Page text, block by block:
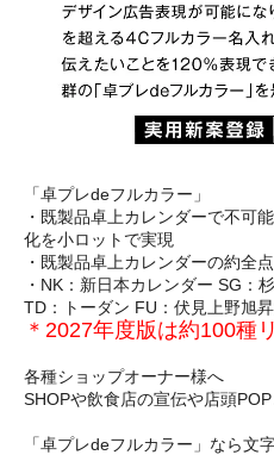
「卓プレdeフルカラー」
・既製品卓上カレンダーで不可
化を小ロットで実現
・既製品卓上カレンダーの約全
・NK：新日本カレンダー SG：
TD：トーダン FU：伏見上野旭
＊2027年度版は約100種
各種ショップオーナー様へ
SHOPや飲食店の宣伝や店頭
「卓プレdeフルカラー」なら文